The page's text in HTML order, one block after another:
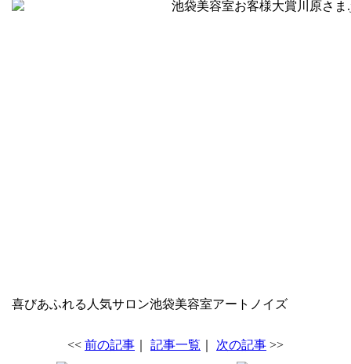
喜びあふれる人気サロン池袋美容室アートノイズ
<< 前の記事 記事一覧 次の記事 >>